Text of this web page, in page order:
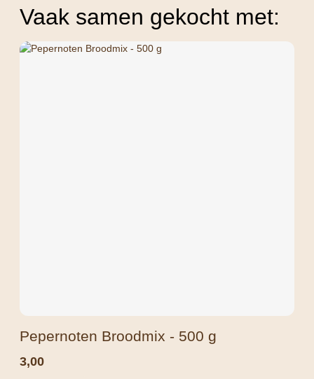
Vaak samen gekocht met:
Pepernoten Broodmix - 500 g
3,00